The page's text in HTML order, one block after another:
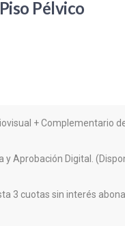
Pélvico
+ Complementario
y Aprobación Digital.
3 cuotas sin interés